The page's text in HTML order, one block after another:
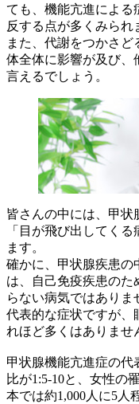
ても、機能亢進による
反する点が多くみられ
また、代謝をつかさ
体全体に影響が及び、
言えるでしょう。
皆さんの中には、甲
「目が飛び出してく
ます。
確かに、甲状腺疾患の
は、自己免疫疾患の
らない病気ではあり
代表的な症状ですが、
れほど多くはありませ
甲状腺機能亢進症の
比が1:5-10と、女性の
本では約1,000人に5人